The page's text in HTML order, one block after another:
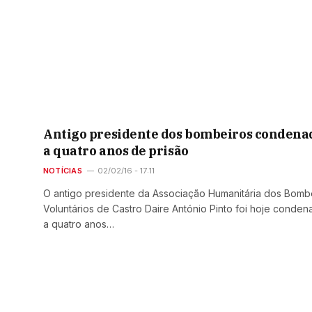
Antigo presidente dos bombeiros
a quatro anos de prisão
NOTÍCIAS 02/02/16 - 17:11
O antigo presidente da Associação Humanitária dos
Voluntários de Castro Daire António Pinto foi hoje
a quatro anos…